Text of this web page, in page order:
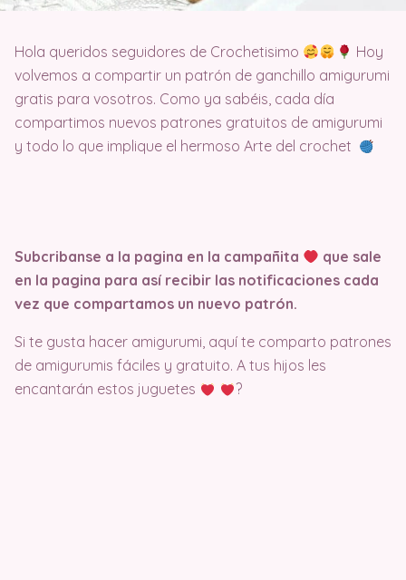
Hola queridos seguidores de Crochetisimo
Hoy
volvemos a compartir un patrón de ganchillo amigurumi
gratis para vosotros. Como ya sabéis, cada día
compartimos nuevos patrones gratuitos de amigurumi
y todo lo que implique el hermoso Arte del crochet
Subcribanse a la pagina en la campañita
que sale
en la pagina para así recibir las notificaciones cada
vez que compartamos un nuevo patrón.
Si te gusta hacer amigurumi, aquí te comparto patrones
de amigurumis fáciles y gratuito. A tus hijos les
encantarán estos juguetes
?